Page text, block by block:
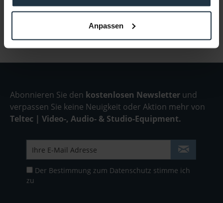
Anpassen
Liefertermin bitte anfragen
Abonnieren Sie den kostenlosen Newsletter und
verpassen Sie keine Neuigkeit oder Aktion mehr von
Teltec | Video-, Audio- & Studio-Equipment.
Der Bestimmung zum Datenschutz stimme ich
zu